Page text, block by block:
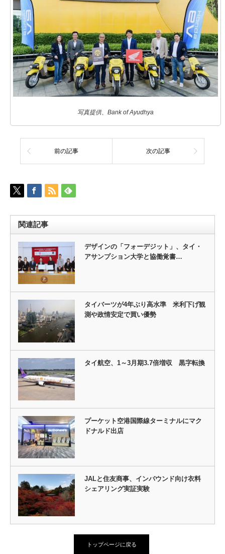
写真提供、Bank of Ayudhya
前の記事 次の記事
関連記事
デザインの「フォーデジット」、タイ・
アサンプション大学と協働覚書…
タイバーツが4年ぶり高水準 米利下げ観
測や政情安定で買い優勢
タイ航空、1～3月期3.7倍増収 黒字転換
プーケット空港国際線ターミナルにマク
ドナルド出店
JALと住友商事、インバウンド向け衣料
シェアリング実証実験
トップページに戻る